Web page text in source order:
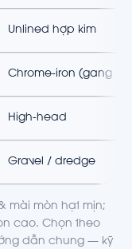
Unlined hợp kim
Chrome-iron (gang
High-head
Gravel / dredge
mài mòn hạt mịn;
cao. Chọn theo
dẫn chung — kỹ